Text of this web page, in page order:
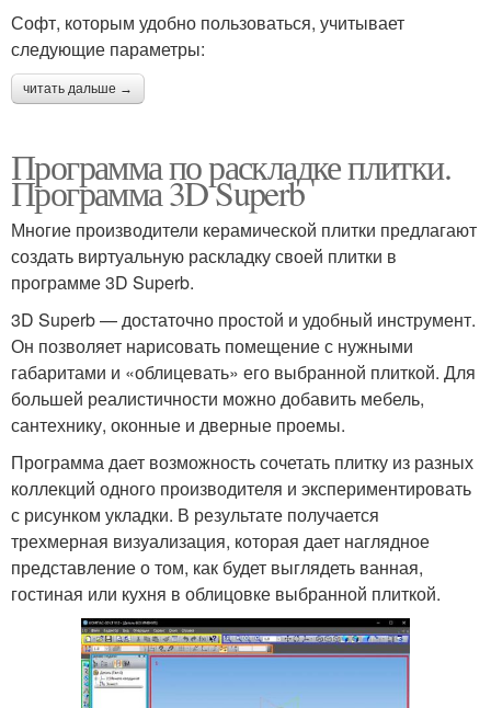
Софт, которым удобно пользоваться, учитывает
следующие параметры:
читать дальше →
Программа по раскладке плитки.
Программа 3D Superb
Многие производители керамической плитки предлагают
создать виртуальную раскладку своей плитки в
программе 3D Superb.
3D Superb — достаточно простой и удобный инструмент.
Он позволяет нарисовать помещение с нужными
габаритами и «облицевать» его выбранной плиткой. Для
большей реалистичности можно добавить мебель,
сантехнику, оконные и дверные проемы.
Программа дает возможность сочетать плитку из разных
коллекций одного производителя и экспериментировать
с рисунком укладки. В результате получается
трехмерная визуализация, которая дает наглядное
представление о том, как будет выглядеть ванная,
гостиная или кухня в облицовке выбранной плиткой.